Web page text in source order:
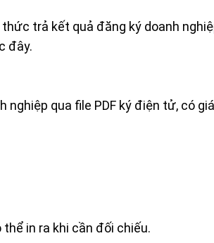
trả kết quả đăng ký doanh
đây.
qua file PDF ký điện tử, có
in ra khi cần đối chiếu.